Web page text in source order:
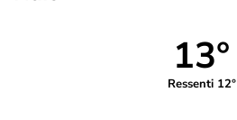
13°
Ressenti 12°